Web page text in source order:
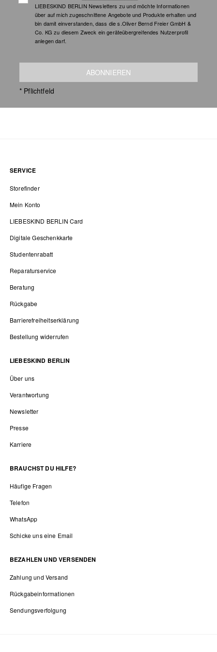
LIEBESKIND BERLIN Newsletters zu und möchte Informationen
über auf mich zugeschnittene Angebote und Produkte erhalten und
bin damit einverstanden, dass die s.Oliver Bernd Freier GmbH &
Co. KG zu diesem Zweck ein geräteübergreifendes Nutzerprofil
anlegen darf.
ABONNIEREN
* Pflichtfeld
SERVICE
Storefinder
Mein Konto
LIEBESKIND BERLIN Card
Digitale Geschenkkarte
Studentenrabatt
Reparaturservice
Beratung
Rückgabe
Barrierefreiheitserklärung
Bestellung widerrufen
LIEBESKIND BERLIN
Über uns
Verantwortung
Newsletter
Presse
Karriere
BRAUCHST DU HILFE?
Häufige Fragen
Telefon
WhatsApp
Schicke uns eine Email
BEZAHLEN UND VERSENDEN
Zahlung und Versand
Rückgabeinformationen
Sendungsverfolgung